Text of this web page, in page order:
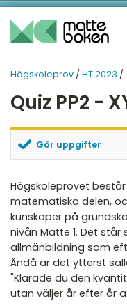
Högskoleprov / HT 2023 /
Quiz PP2 -
Gör uppgifter
PP2 - XYZ - Uppgift 2
PP2 - XYZ - Uppgift 3
PP2 - XYZ - Uppgift 4
PP2 - XYZ - Uppgift 5
PP2 - XYZ - Uppgift 6
PP2 - XYZ - Uppgift 7
PP2 - XYZ - Uppgift 8
PP2 - XYZ - Uppgift 9
Högskoleprovet
matematiska delen,
kunskaper på
nivån Matte 1. Det
allmänbildning som
Ändå är det ytterst
"Klarade du den
utan väljer år efter år